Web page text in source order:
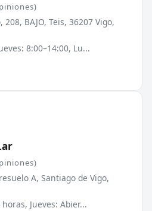
208, BAJO, Teis, 36207 Vigo,
8:00–14:00, Lu...
A, Santiago de Vigo,
Jueves: Abier...